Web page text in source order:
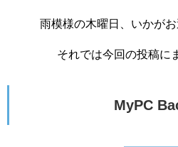
雨模様の木曜日、いかが
それでは今回の投稿に
MyPC